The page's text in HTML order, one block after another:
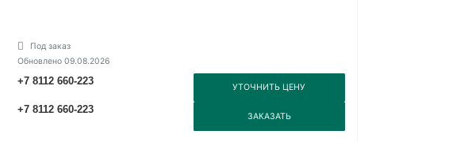
Под заказ
Обновлено 09.08.2026
+7 8112 660-223
УТОЧНИТЬ ЦЕНУ
+7 8112 660-223
ЗАКАЗАТЬ